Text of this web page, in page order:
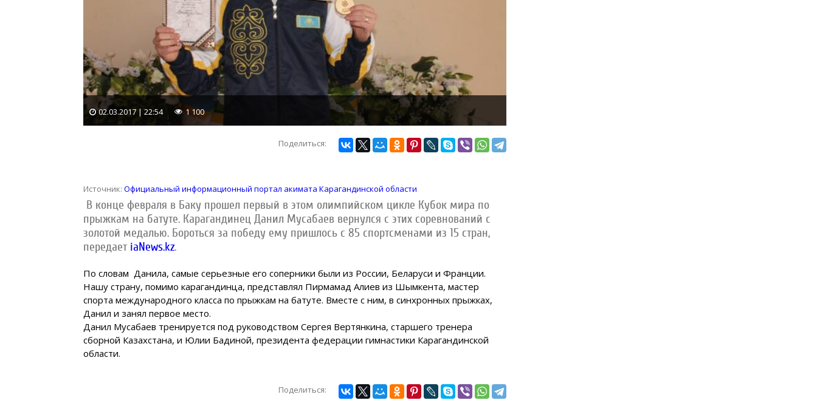
02.03.2017 | 22:54 1 100
Поделиться:
Источник: Официальный информационный портал акимата Карагандинской области
В конце февраля в Баку прошел первый в этом олимпийском цикле Кубок мира по
прыжкам на батуте. Карагандинец Данил Мусабаев вернулся с этих соревнований с
золотой медалью. Бороться за победу ему пришлось с 85 спортсменами из 15 стран,
передает iaNews.kz.
По словам Данила, самые серьезные его соперники были из России, Беларуси и Франции.
Нашу страну, помимо карагандинца, представлял Пирмамад Алиев из Шымкента, мастер
спорта международного класса по прыжкам на батуте. Вместе с ним, в синхронных прыжках,
Данил и занял первое место.
Данил Мусабаев тренируется под руководством Сергея Вертянкина, старшего тренера
сборной Казахстана, и Юлии Бадиной, президента федерации гимнастики Карагандинской
области.
Поделиться: